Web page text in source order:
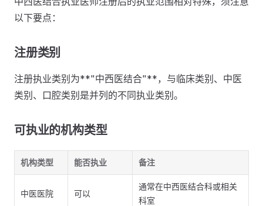
以下要点：
注册类别
注册执业类别为**"中西医结合"**，与临床类别、中医
类别、口腔类别是并列的不同执业类别。
可执业的机构类型
机构类型 能否执业 备注
中医医院 可以
通常在中西医结合科或相关
科室